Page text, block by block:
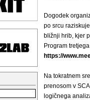
Dogodek
po srcu
bližnji hrib, kjer
Program
https://
Na tokratnem
prenosom v
logičnega